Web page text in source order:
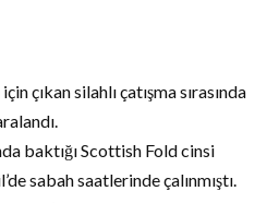
çıkan silahlı çatışma sırasında
baktığı Scottish Fold cinsi
sabah saatlerinde çalınmıştı.